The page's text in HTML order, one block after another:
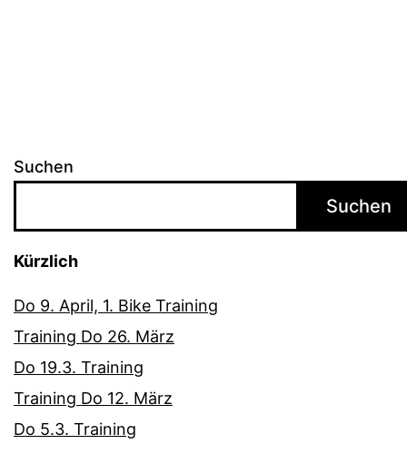
Suchen
Suchen
Kürzlich
Do 9. April, 1. Bike Training
Training Do 26. März
Do 19.3. Training
Training Do 12. März
Do 5.3. Training